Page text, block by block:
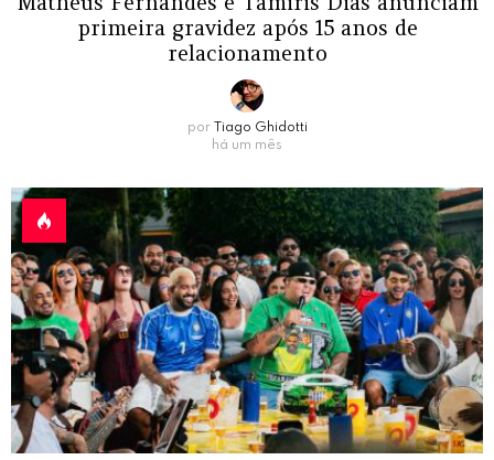
primeira gravidez após 15 anos de
relacionamento
por
Tiago Ghidotti
há um mês